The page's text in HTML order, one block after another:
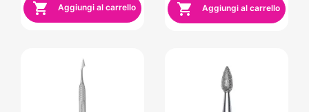
 Aggiungi al carrello  Aggiungi al carrello